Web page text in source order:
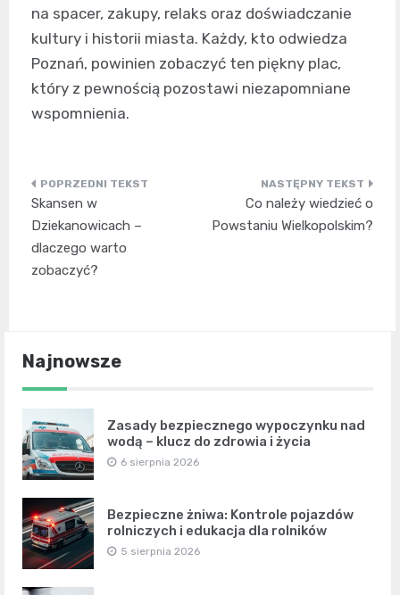
na spacer, zakupy, relaks oraz doświadczanie
kultury i historii miasta. Każdy, kto odwiedza
Poznań, powinien zobaczyć ten piękny plac,
który z pewnością pozostawi niezapomniane
wspomnienia.
Nawigacja
wpisu
Skansen w
Dziekanowicach –
dlaczego warto
zobaczyć?
Co należy wiedzieć o
Powstaniu Wielkopolskim?
Najnowsze
Zasady bezpiecznego wypoczynku nad
wodą – klucz do zdrowia i życia
6 sierpnia 2026
Bezpieczne żniwa: Kontrole pojazdów
rolniczych i edukacja dla rolników
5 sierpnia 2026